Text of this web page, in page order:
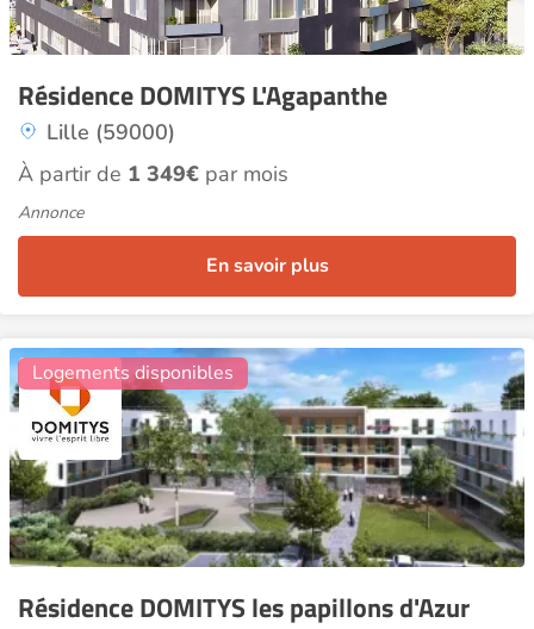
Résidence DOMITYS L'Agapanthe
Lille (59000)
À partir de 1 349€ par mois
Annonce
En savoir plus
Résidence DOMITYS les papillons d'Azur
Logements disponibles